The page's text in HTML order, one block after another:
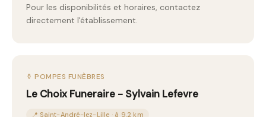
Pour les disponibilités et horaires, contactez
directement l'établissement.
⚱️ POMPES FUNÈBRES
Le Choix Funeraire - Sylvain Lefevre
📍 Saint-André-lez-Lille · à 9.2 km